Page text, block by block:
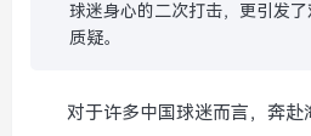
球迷身心的二次打击，更引发
质疑。
对于许多中国球迷而言，奔